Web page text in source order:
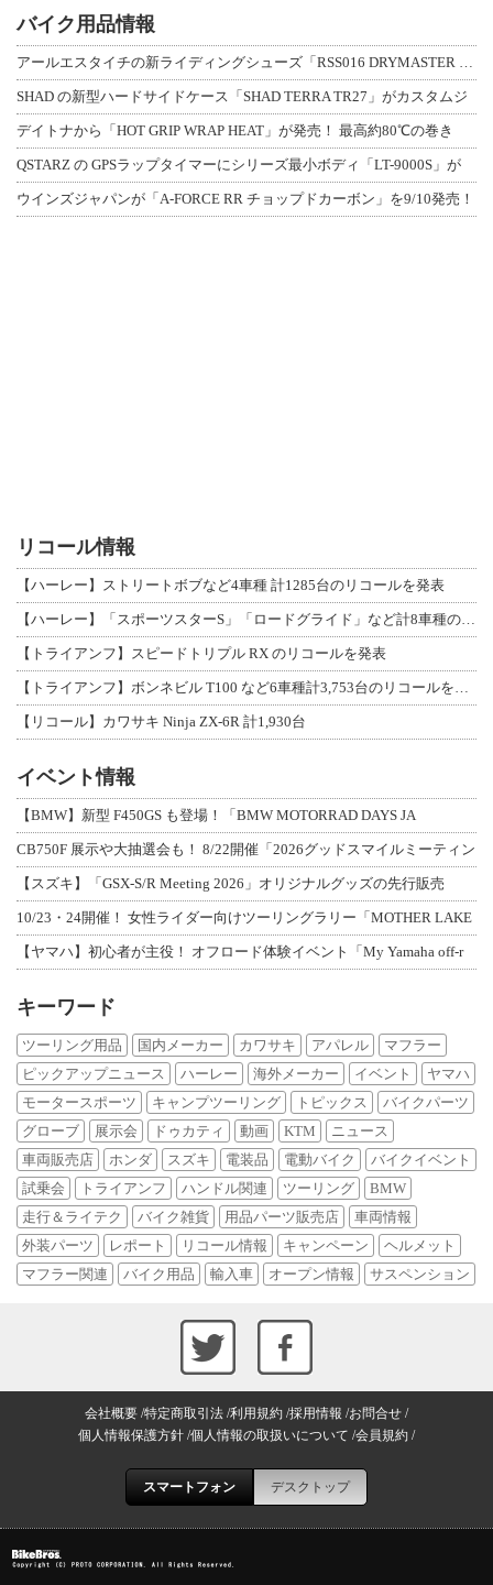
バイク用品情報
アールエスタイチの新ライディングシューズ「RSS016 DRYMASTER スト
SHAD の新型ハードサイドケース「SHAD TERRA TR27」がカスタムジ
デイトナから「HOT GRIP WRAP HEAT」が発売！ 最高約80℃の巻き
QSTARZ の GPSラップタイマーにシリーズ最小ボディ「LT-9000S」が
ウインズジャパンが「A-FORCE RR チョップドカーボン」を9/10発売！
リコール情報
【ハーレー】ストリートボブなど4車種 計1285台のリコールを発表
【ハーレー】「スポーツスターS」「ロードグライド」など計8車種のリコールを発表
【トライアンフ】スピードトリプル RX のリコールを発表
【トライアンフ】ボンネビル T100 など6車種計3,753台のリコールを発表
【リコール】カワサキ Ninja ZX-6R 計1,930台
イベント情報
【BMW】新型 F450GS も登場！「BMW MOTORRAD DAYS JA
CB750F 展示や大抽選会も！ 8/22開催「2026グッドスマイルミーティン
【スズキ】「GSX-S/R Meeting 2026」オリジナルグッズの先行販売
10/23・24開催！ 女性ライダー向けツーリングラリー「MOTHER LAKE
【ヤマハ】初心者が主役！ オフロード体験イベント「My Yamaha off-r
キーワード
ツーリング用品 国内メーカー カワサキ アパレル
マフラー
ピックアップニュース
ハーレー 海外メーカー イベント
ヤマハ
モータースポーツ
キャンプツーリング トピックス
バイクパーツ
グローブ
展示会 ドゥカティ 動画 KTM
ニュース
車両販売店
ホンダ スズキ 電装品 電動バイク
バイクイベント
試乗会
トライアンフ ハンドル関連 ツーリング
BMW
走行＆ライテク
バイク雑貨 用品パーツ販売店
車両情報
外装パーツ
レポート リコール情報 キャンペーン
ヘルメット
マフラー関連
バイク用品 輸入車 オープン情報 サスペンション
会社概要 特定商取引法 利用規約 採用情報 お問合せ
個人情報保護方針 個人情報の取扱いについて 会員規約
スマートフォン デスクトップ